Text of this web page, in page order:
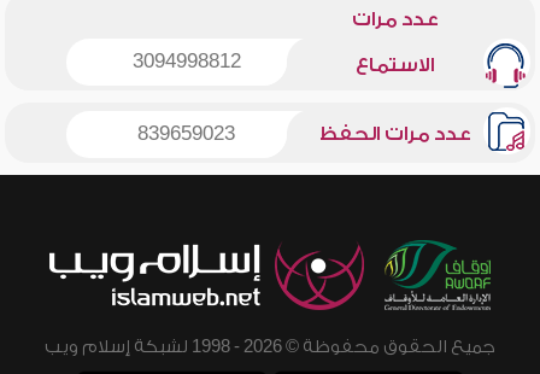
عدد مرات
الاستماع 3094998812
عدد مرات الحفظ 839659023
جميع الحقوق محفوظة © 2026 - 1998 لشبكة إسلام ويب